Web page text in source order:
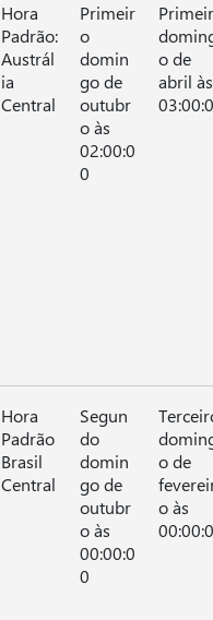
Hora
Padrão:
Austrál
ia
Central
Primeir
o
domin
go de
outubr
o às
02:00:0
0
o de
abril às
Hora
Padrão
Brasil
Central
Segun
do
domin
go de
outubr
o às
00:00:0
0
o de
o às